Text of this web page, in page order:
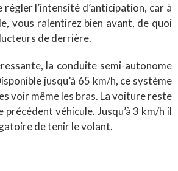
régler l’intensité d’anticipation, car à
vous ralentirez bien avant, de quoi
de derrière.
la conduite semi-autonome
jusqu’à 65 km/h, ce système
voir même les bras. La voiture reste
précédent véhicule. Jusqu’à 3 km/h il
de tenir le volant.